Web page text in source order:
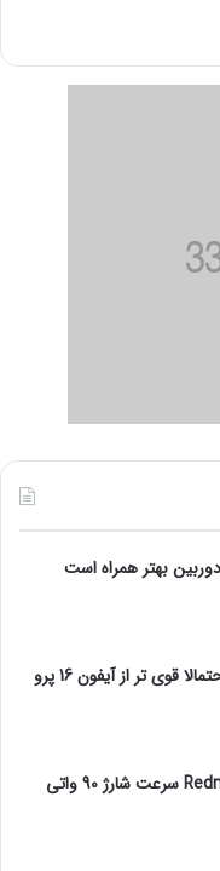
گلکسی اس 25 اولترا احتمالا قوی تر از آیفون 16 پرو
گوشی Redmi Note 14 Pro سرعت شارژ 90 واتی